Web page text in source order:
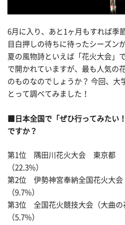
6月に入り、あと1ヶ月もすれば季
目白押しの待ちに待ったシーズン
夏の風物詩といえば「花火大会」
で開かれていますが、最も人気の
のものなのでしょうか？ 今回、大
とって調べてみました！
■日本全国で「ぜひ行ってみたい
ですか？
第1位 隅田川花火大会
（22.3%）
第2位 伊勢神宮奉納全国花火
（9.7%）
第3位 全国花火競技大会（大曲
（5.7%）